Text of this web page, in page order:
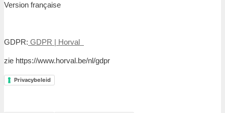
Version française
GDPR: GDPR | Horval
zie https://www.horval.be/nl/gdpr
Privacybeleid